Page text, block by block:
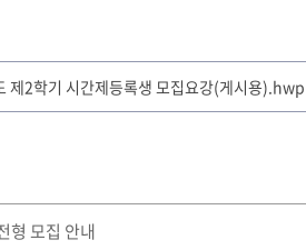
제2학기 시간제등록생 모집요강(게시용).hwp
형 모집 안내